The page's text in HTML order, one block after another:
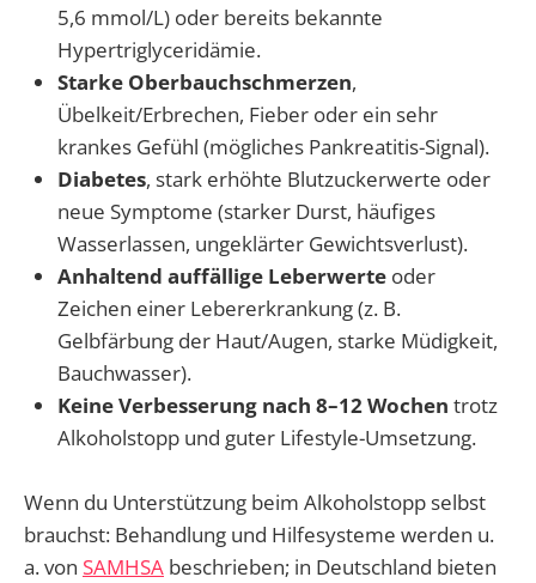
5,6 mmol/L) oder bereits bekannte
Hypertriglyceridämie.
Starke Oberbauchschmerzen,
Übelkeit/Erbrechen, Fieber oder ein sehr
krankes Gefühl (mögliches Pankreatitis-Signal).
Diabetes, stark erhöhte Blutzuckerwerte oder
neue Symptome (starker Durst, häufiges
Wasserlassen, ungeklärter Gewichtsverlust).
Anhaltend auffällige Leberwerte oder
Zeichen einer Lebererkrankung (z. B.
Gelbfärbung der Haut/Augen, starke Müdigkeit,
Bauchwasser).
Keine Verbesserung nach 8–12 Wochen trotz
Alkoholstopp und guter Lifestyle-Umsetzung.
Wenn du Unterstützung beim Alkoholstopp selbst
brauchst: Behandlung und Hilfesysteme werden u.
a. von SAMHSA beschrieben; in Deutschland bieten